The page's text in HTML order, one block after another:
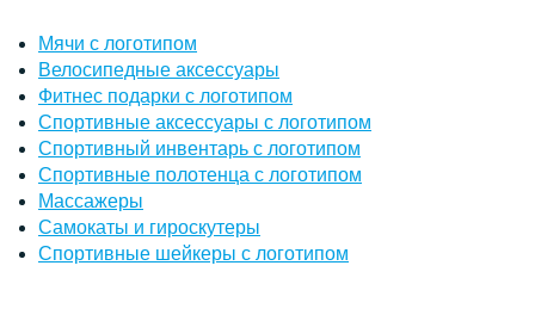
Мячи с логотипом
Велосипедные аксессуары
Фитнес подарки с логотипом
Спортивные аксессуары с логотипом
Спортивный инвентарь с логотипом
Спортивные полотенца с логотипом
Массажеры
Самокаты и гироскутеры
Спортивные шейкеры с логотипом